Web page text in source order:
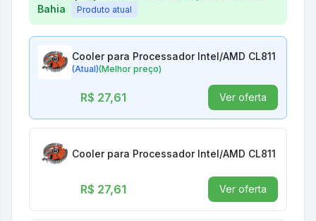
Bahia
Produto atual
Cooler para Processador Intel/AMD CL811
(Atual)(Melhor preço)
R$ 27,61 Ver oferta
Cooler para Processador Intel/AMD CL811
R$ 27,61 Ver oferta